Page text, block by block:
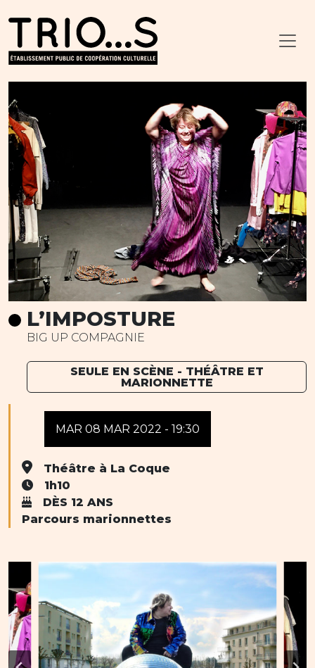
L’IMPOSTURE
BIG UP COMPAGNIE
SEULE EN SCÈNE - THÉÂTRE ET
MARIONNETTE
MAR 08 MAR 2022 - 19:30
Théâtre à La Coque
1h10
DÈS 12 ANS
Parcours marionnettes